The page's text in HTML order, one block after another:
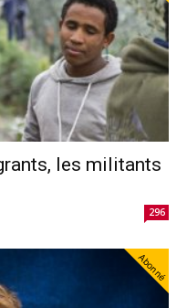
les militants
296
Abonné